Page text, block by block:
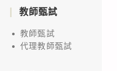
教師甄試
教師甄試
代理教師甄試